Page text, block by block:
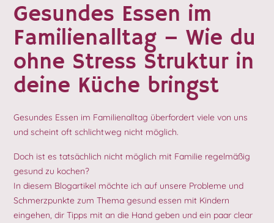
Gesundes Essen im
Familienalltag – Wie du
ohne Stress Struktur in
deine Küche bringst
Gesundes Essen im Familienalltag überfordert viele von uns
und scheint oft schlichtweg nicht möglich.
Doch ist es tatsächlich nicht möglich mit Familie regelmäßig
gesund zu kochen?
In diesem Blogartikel möchte ich auf unsere Probleme und
Schmerzpunkte zum Thema gesund essen mit Kindern
eingehen, dir Tipps mit an die Hand geben und ein paar clear